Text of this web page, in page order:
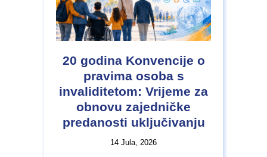
20 godina Konvencije o
pravima osoba s
invaliditetom: Vrijeme za
obnovu zajedničke
predanosti uključivanju
14 Jula, 2026